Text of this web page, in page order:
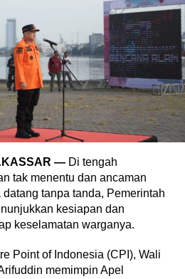
— Di tengah
tak menentu dan ancaman
tanpa tanda, Pemerintah
kesiapan dan
keselamatan warganya.
Point of Indonesia (CPI), Wali
memimpin Apel